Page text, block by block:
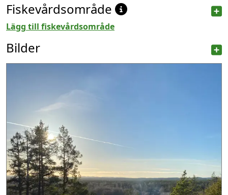
Fiskevårdsområde
Lägg till fiskevårdsområde
Bilder